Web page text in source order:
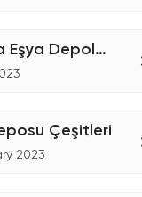
Antalya Eşya Depolama Firması
Çeşitleri
2023